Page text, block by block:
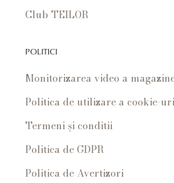
Club TEILOR
POLITICI
Monitorizarea video a
Politica de utilizare a cookie-
Termeni și conditii
Politica de GDPR
Politica de Avertizori